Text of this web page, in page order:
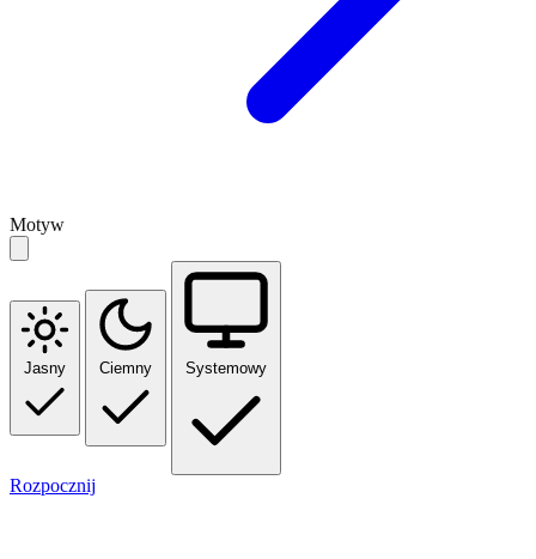
Motyw
Jasny Ciemny Systemowy
Rozpocznij